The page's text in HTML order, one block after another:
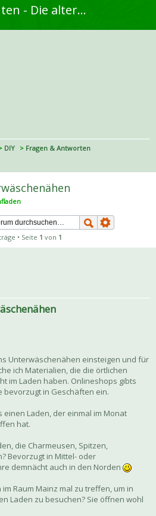
Nähkromanten - Die alternative Näh- und DIY-Community
DIY
Fragen & Antworten
• Seite 1 von 1
Unterwäschenähen einsteigen und für
ich Materialien, die die örtlichen
im Laden haben. Onlineshops gibts
bevorzugt in Geschäften ein.
einen Laden, der einmal im Monat
hat.
die Charmeusen, Spitzen,
Bevorzugt in Mittel- oder
demnächt auch in den Norden
im Raum Mainz mal zu treffen, um in
Laden zu besuchen? Sie öffnen wohl